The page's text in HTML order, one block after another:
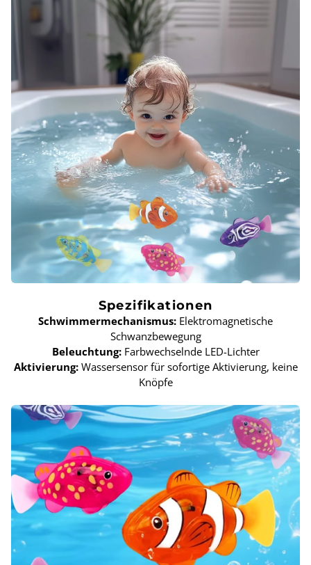
Spezifikationen
Schwimmermechanismus: Elektromagnetische
Schwanzbewegung
Beleuchtung:Farbwechselnde LED-Lichter
Aktivierung:Wassersensor für sofortige Aktivierung, keine
Knöpfe